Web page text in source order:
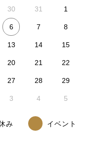
30 31 1
6 7 8
13 14 15
20 21 22
27 28 29
3 4 5
み イベント